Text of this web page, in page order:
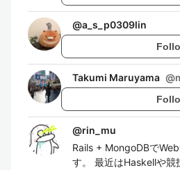
@a_s_p0309lin
Takumi Maruyama @
@rin_mu
Rails + MongoDBで
す。 最近はHaskellや競